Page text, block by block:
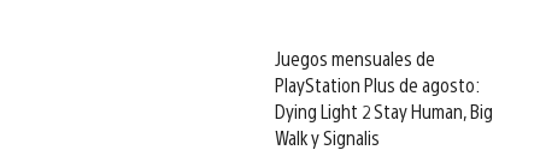
Juegos mensuales de
PlayStation Plus de agosto:
Dying Light 2 Stay Human, Big
Walk y Signalis